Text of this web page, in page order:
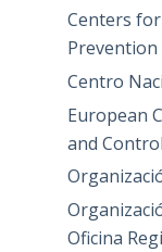
Centers
Prevention
Centro
European
and
Oficina